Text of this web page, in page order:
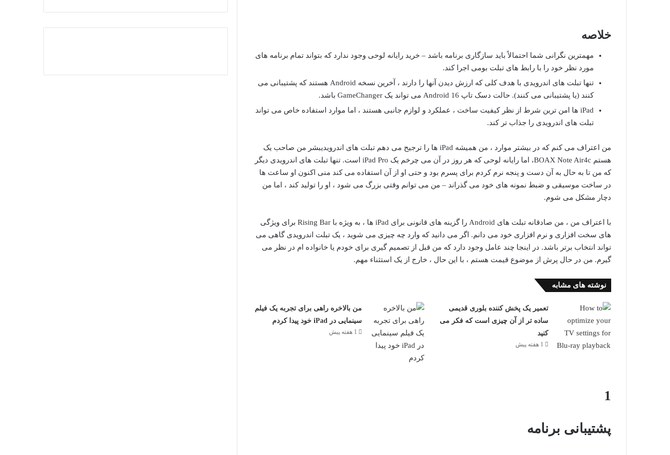
خلاصه
مهمترین نگرانی شما احتمالاً باید سازگاری برنامه باشد – خرید رایانه لوحی وجود ندارد که بتواند تمام برنامه های
مورد نظر خود را با رابط های تبلت بومی اجرا کند.
تنها تبلت های اندرویدی با هدف کلی که ارزش دیدن آنها را دارند ، آخرین نسخه Android هستند که پشتیبانی می
کنند (یا پشتیبانی می کنند). حالت دسک تاپ Android 16 می تواند یک GameChanger باشد.
iPad ها امن ترین شرط از نظر کیفیت ساخت ، عملکرد و لوازم جانبی هستند ، اما موارد استفاده خاص می تواند
تبلت های اندرویدی را جذاب تر کند.
من اعتراف می کنم که در بیشتر موارد ، من همیشه iPad ها را ترجیح می دهم تبلت های اندرویدیبشر من صاحب یک
هستم BOAX Note Air4c
، اما رایانه لوحی که هر روز در آن می چرخم یک iPad Pro است. تنها تبلت های اندرویدی دیگر
که من تا به حال به آن دست و پنجه نرم کردم برای پسرم بود و حتی او از آن استفاده می کند منی اکنون او ساعت ها
در ساخت موسیقی و ضبط نمونه های خود می گذراند – من می توانم وقتی بزرگ می شود ، او را تولید کند ، اما من
دچار مشکل می شوم.
با اعتراف من ، من صادقانه تبلت های Android را گزینه های قانونی برای iPad ها ، به ویژه با Rising Bar برای ویژگی
های سخت افزاری و نرم افزاری خود می دانم. اگر می دانید که وارد چه چیزی می شوید ، یک تبلت اندرویدی گاهی می
تواند انتخاب برتر باشد. در اینجا چند عامل وجود دارد که من قبل از تصمیم گیری برای خودم یا خانواده ام در نظر می
گیرم. من در حال پرش از موضوع قیمت هستم ، با این حال ، خارج از یک استثناء مهم.
نوشته های مشابه
تعمیر یک پخش کننده بلوری قدیمی
ساده تر از آن چیزی است که فکر می
کنید
1 هفته پیش
من بالاخره راهی برای تجربه یک فیلم
سینمایی در iPad خود پیدا کردم
1 هفته پیش
1
پشتیبانی برنامه